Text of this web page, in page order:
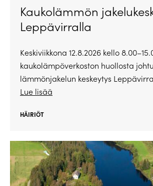
Kaukolämmön
Leppävirralla
Keskiviikkona 12.8.2026 kello
kaukolämpöverkoston huollosta
lämmönjakelun keskeytys
Lue lisää
HÄIRIÖT